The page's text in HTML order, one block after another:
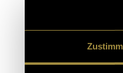
Hier
(Hier